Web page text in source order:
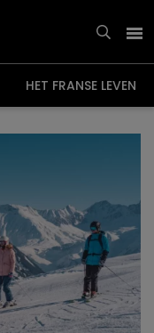
HET FRANSE LEVEN